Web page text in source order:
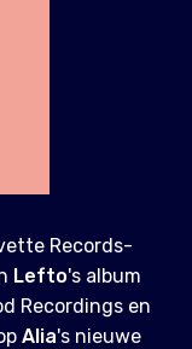
Records-
Lefto's album
Recordings en
Alia's nieuwe